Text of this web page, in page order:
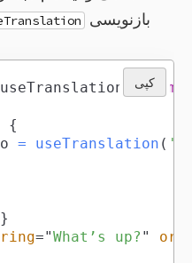
کپی useTranslation from
{
= useTranslation (
}
="What’s up? "